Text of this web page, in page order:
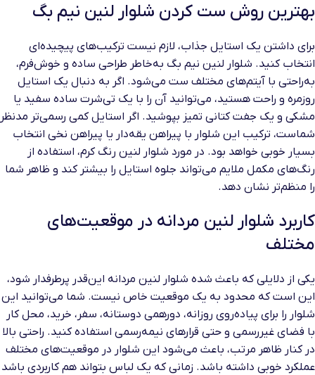
بهترین روش ست کردن شلوار لنین نیم بگ
برای داشتن یک استایل جذاب، لازم نیست ترکیب‌های پیچیده‌ای
انتخاب کنید. شلوار لنین نیم بگ به‌خاطر طراحی ساده و خوش‌فرم،
به‌راحتی با آیتم‌های مختلف ست می‌شود. اگر به دنبال یک استایل
روزمره و راحت هستید، می‌توانید آن را با یک تی‌شرت ساده سفید یا
مشکی و یک جفت کتانی تمیز بپوشید. اگر استایل کمی رسمی‌تر مدنظر
شماست، ترکیب این شلوار با پیراهن یقه‌دار یا پیراهن نخی انتخاب
بسیار خوبی خواهد بود. در مورد شلوار لنین رنگ کرم، استفاده از
رنگ‌های مکمل ملایم می‌تواند جلوه استایل را بیشتر کند و ظاهر شما
را منظم‌تر نشان دهد.
کاربرد شلوار لنین مردانه در موقعیت‌های
مختلف
یکی از دلایلی که باعث شده شلوار لنین مردانه این‌قدر پرطرفدار شود،
این است که محدود به یک موقعیت خاص نیست. شما می‌توانید این
شلوار را برای پیاده‌روی روزانه، دورهمی دوستانه، سفر، خرید، محل کار
با فضای غیررسمی و حتی قرارهای نیمه‌رسمی استفاده کنید. راحتی بالا
در کنار ظاهر مرتب، باعث می‌شود این شلوار در موقعیت‌های مختلف
عملکرد خوبی داشته باشد. زمانی که یک لباس بتواند هم کاربردی باشد